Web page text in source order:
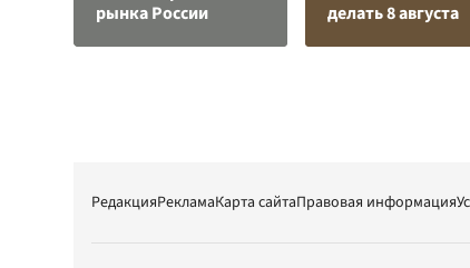
рынка России
делать 8 августа
РедакцияРекламаКарта сайтаПравовая информация